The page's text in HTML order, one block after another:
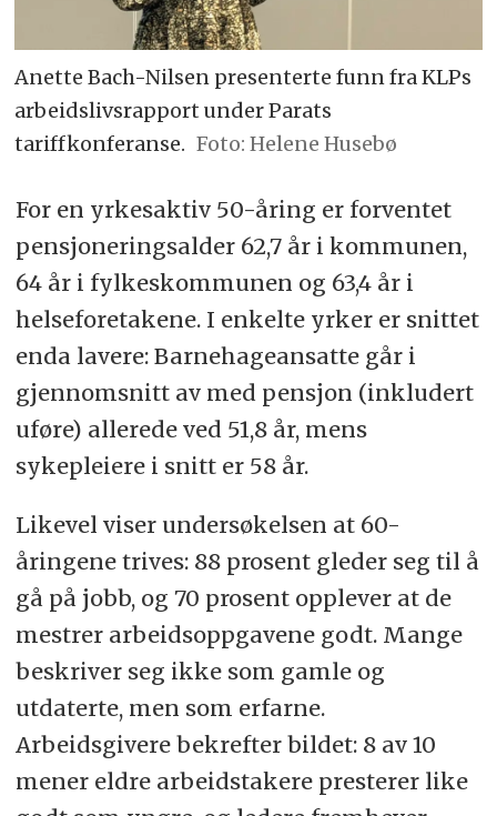
Anette Bach-Nilsen presenterte funn fra KLPs
arbeidslivsrapport under Parats
tariffkonferanse. Foto: Helene Husebø
For en yrkesaktiv 50-åring er forventet
pensjoneringsalder 62,7 år i kommunen,
64 år i fylkeskommunen og 63,4 år i
helseforetakene. I enkelte yrker er snittet
enda lavere: Barnehageansatte går i
gjennomsnitt av med pensjon (inkludert
uføre) allerede ved 51,8 år, mens
sykepleiere i snitt er 58 år.
Likevel viser undersøkelsen at 60-
åringene trives: 88 prosent gleder seg til å
gå på jobb, og 70 prosent opplever at de
mestrer arbeidsoppgavene godt. Mange
beskriver seg ikke som gamle og
utdaterte, men som erfarne.
Arbeidsgivere bekrefter bildet: 8 av 10
mener eldre arbeidstakere presterer like